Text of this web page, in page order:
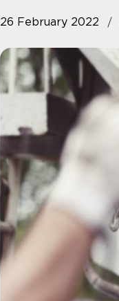
26 February 2022